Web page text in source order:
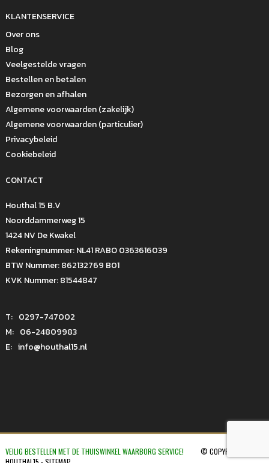
KLANTENSERVICE
Over ons
Blog
Veelgestelde vragen
Bestellen en betalen
Bezorgen en afhalen
Algemene voorwaarden (zakelijk)
Algemene voorwaarden (particulier)
Privacybeleid
Cookiebeleid
CONTACT
Houthal 15 B.V
Noorddammerweg 15
1424 NV De Kwakel
Rekeningnummer: NL41 RABO 0363616039
BTW Nummer: 862132769 B01
KVK Nummer: 81544847
T: 0297-747002
M: 06-24809983
E: info@houthal15.nl
VEILIG BESTELLEN MET DE THUISWINKEL WAARBORG SERVICE!
© COPYRIGHT 2026